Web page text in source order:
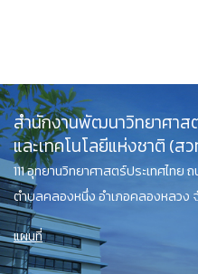
สำนักงานพัฒนาวิทยาศาส
และเทคโนโลยีแห่งชาติ (ส
111 อุทยานวิทยาศาสตร์ประเทศไทย
ตำบลคลองหนึ่ง อำเภอคลองหลวง
แผนที่